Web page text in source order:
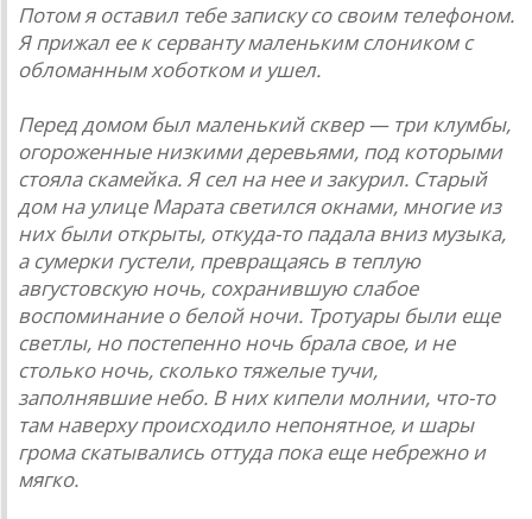
Потом я оставил тебе записку со своим телефоном.
Я прижал ее к серванту маленьким слоником с
обломанным хоботком и ушел.
Перед домом был маленький сквер — три клумбы,
огороженные низкими деревьями, под которыми
стояла скамейка. Я сел на нее и закурил. Старый
дом на улице Марата светился окнами, многие из
них были открыты, откуда-то падала вниз музыка,
а сумерки густели, превращаясь в теплую
августовскую ночь, сохранившую слабое
воспоминание о белой ночи. Тротуары были еще
светлы, но постепенно ночь брала свое, и не
столько ночь, сколько тяжелые тучи,
заполнявшие небо. В них кипели молнии, что-то
там наверху происходило непонятное, и шары
грома скатывались оттуда пока еще небрежно и
мягко.